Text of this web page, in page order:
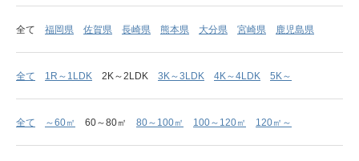
全て 福岡県 佐賀県 長崎県 熊本県 大分県 宮崎県 鹿児島県
全て 1R～1LDK 2K～2LDK 3K～3LDK 4K～4LDK 5K～
全て ～60㎡ 60～80㎡ 80～100㎡ 100～120㎡ 120㎡～